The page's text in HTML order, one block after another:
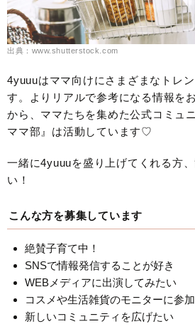
出典：www.shutterstock.com
4yuuuはママ向けにさまざまなトレ
す。よりリアルで参考になる情報を
から、ママたちを集めた公式コミュ
ママ部』は活動しています♡
一緒に4yuuuを盛り上げてくれる方
い！
こんな方を募集しています
絶賛子育て中！
SNSで情報発信することが好き
WEBメディアに出演してみたい
コスメや生活雑貨のモニターに参
新しいコミュニティを広げたい